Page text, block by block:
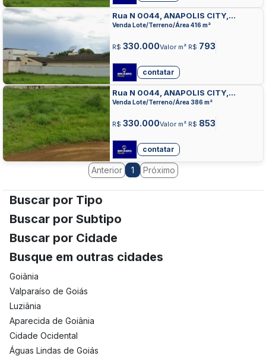
Rua N 0044, ANAPOLIS CITY,
ANAPOLIS
Venda Lote/Terreno/Área 416 m²
R$ 330.000Valor m² R$ 793
contatar
Rua N 0044, ANAPOLIS CITY,
ANAPOLIS
Venda Lote/Terreno/Área 386 m²
R$ 330.000Valor m² R$ 853
contatar
Anterior 1 Próximo
Buscar por Tipo
Buscar por Subtipo
Buscar por Cidade
Busque em outras cidades
Goiânia
Valparaíso de Goiás
Luziânia
Aparecida de Goiânia
Cidade Ocidental
Águas Lindas de Goiás